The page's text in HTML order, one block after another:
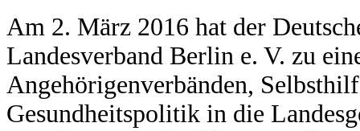
Am 2. März 2016 hat der
Landesverband Berlin e. V. zu
Angehörigenverbänden,
Gesundheitspolitik in die